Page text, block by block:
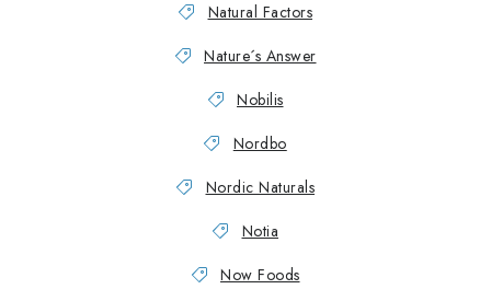
Natural Factors
Nature´s Answer
Nobilis
Nordbo
Nordic Naturals
Notia
Now Foods